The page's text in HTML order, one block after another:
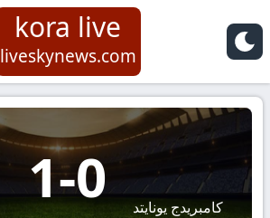
kora live
liveskynews.com
1-0 كامبريدج يونايتد